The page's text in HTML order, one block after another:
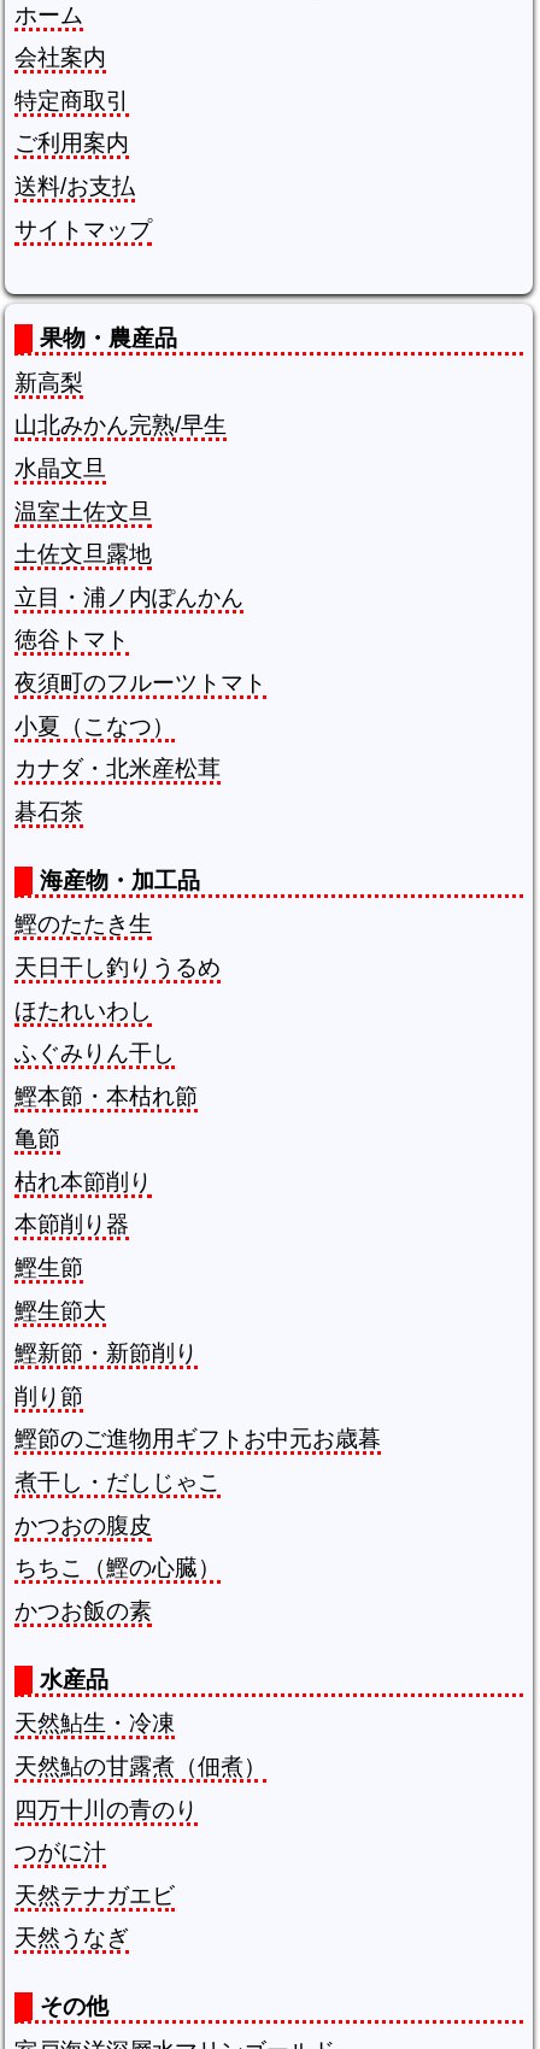
ホーム
会社案内
特定商取引
ご利用案内
送料/お支払
サイトマップ
果物・農産品
新高梨
山北みかん完熟/早生
水晶文旦
温室土佐文旦
土佐文旦露地
立目・浦ノ内ぽんかん
徳谷トマト
夜須町のフルーツトマト
小夏（こなつ）
カナダ・北米産松茸
碁石茶
海産物・加工品
鰹のたたき生
天日干し釣りうるめ
ほたれいわし
ふぐみりん干し
鰹本節・本枯れ節
亀節
枯れ本節削り
本節削り器
鰹生節
鰹生節大
鰹新節・新節削り
削り節
鰹節のご進物用ギフトお中元お歳暮
煮干し・だしじゃこ
かつおの腹皮
ちちこ（鰹の心臓）
かつお飯の素
水産品
天然鮎生・冷凍
天然鮎の甘露煮（佃煮）
四万十川の青のり
つがに汁
天然テナガエビ
天然うなぎ
その他